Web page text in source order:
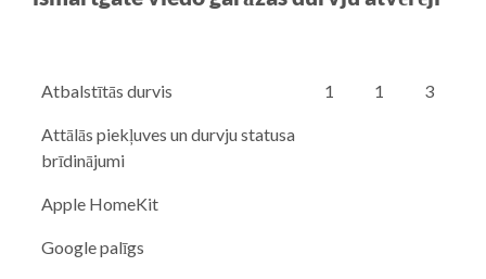
Atbalstītās durvis 1 1 3
Attālās piekļuves un durvju statusa
brīdinājumi
Apple HomeKit
Google palīgs